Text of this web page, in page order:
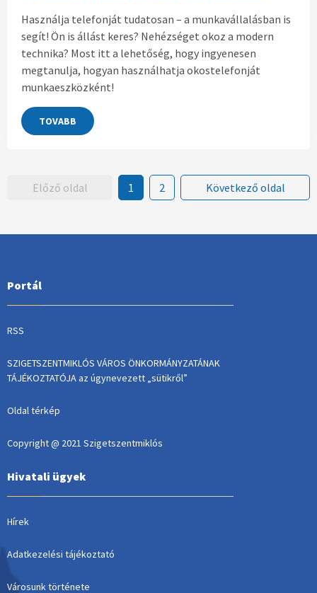
Használja telefonját tudatosan – a munkavállalásban is
segít! Ön is állást keres? Nehézséget okoz a modern
technika? Most itt a lehetőség, hogy ingyenesen
megtanulja, hogyan használhatja okostelefonját
munkaeszközként!
TOVABB
Előző oldal 1 2 Következő oldal
Portál
RSS
SZIGETSZENTMIKLÓS VÁROS ÖNKORMÁNYZATÁNAK
TÁJÉKOZTATÓJA az úgynevezett „sütikről”
Oldal térkép
Copyright @ 2021 Szigetszentmiklós
Hivatali ügyek
Hírek
Adatkezelési tájékoztató
Városunk története